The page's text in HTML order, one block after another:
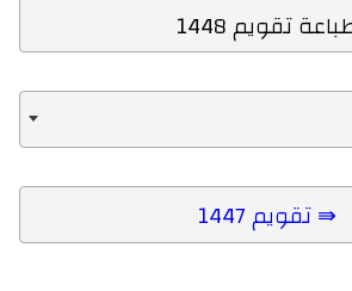
تقويم 1448
تقويم 1447 ⇛